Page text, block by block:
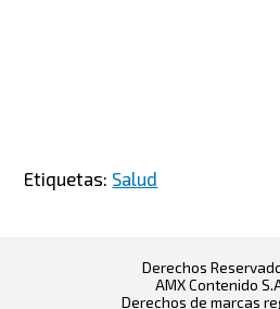
Etiquetas: Salud
Derechos
AMX Contenido
Derechos de marcas